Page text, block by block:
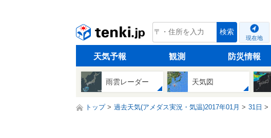
tenki.jp 検索
現在地
天気予報 観測 防災情報
雨雲レーダー 天気図
トップ 過去天気(アメダス実況・気温)2017年01月 31日